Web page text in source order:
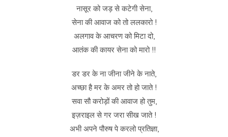
नासूर को जड़ से कटेगी सेना,
सेना की आवाज को तो ललकारो !
अलगाव के आचरण को मिटा दो,
आतंक की कायर सेना को मारो !!
डर डर के ना जीना जीने के नाते,
अच्छा है मर के अमर तो हो जाते !
सवा सौ करोड़ों की आवाज हो तुम,
इज़राइल से गर जरा सीख जाते !
अभी अपने पौरुष पे करलो प्रतिज्ञा,